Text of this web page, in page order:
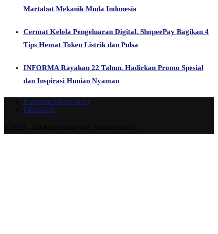
Martabat Mekanik Muda Indonesia
Cermat Kelola Pengeluaran Digital, ShopeePay Bagikan 4
Tips Hemat Token Listrik dan Pulsa
INFORMA Rayakan 22 Tahun, Hadirkan Promo Spesial
dan Inspirasi Hunian Nyaman
Pedoman Media Siber
REDAKSI